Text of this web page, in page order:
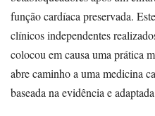
função cardíaca preservada.
clínicos independentes
colocou em causa uma prática
abre caminho a uma medicina
baseada na evidência e